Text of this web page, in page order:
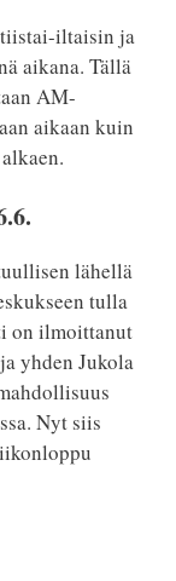
iltaisin ja
aikana. Tällä
AM-
aikaan kuin
lähellä
tulla
on ilmoittanut
yhden Jukola
Nyt siis